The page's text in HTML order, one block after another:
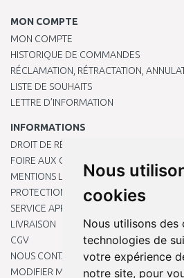
Nous
cookies
Nous utilisons
technologies de
votre expérience
notre site, pour
MON COMPTE
MON COMPTE
HISTORIQUE DE COMMANDES
RÉCLAMATION, RÉTRACTATION,
LISTE DE SOUHAITS
LETTRE D’INFORMATION
INFORMATIONS
DROIT DE RÉTRACTATION
FOIRE AUX QUESTIONS
MENTIONS LÉGALES
PROTECTION DES DONNÉES
SERVICE APRÈS-VENTE
LIVRAISON
CGV
NOUS CONTACTER
MODIFIER MES PRÉFÉRENCES DE